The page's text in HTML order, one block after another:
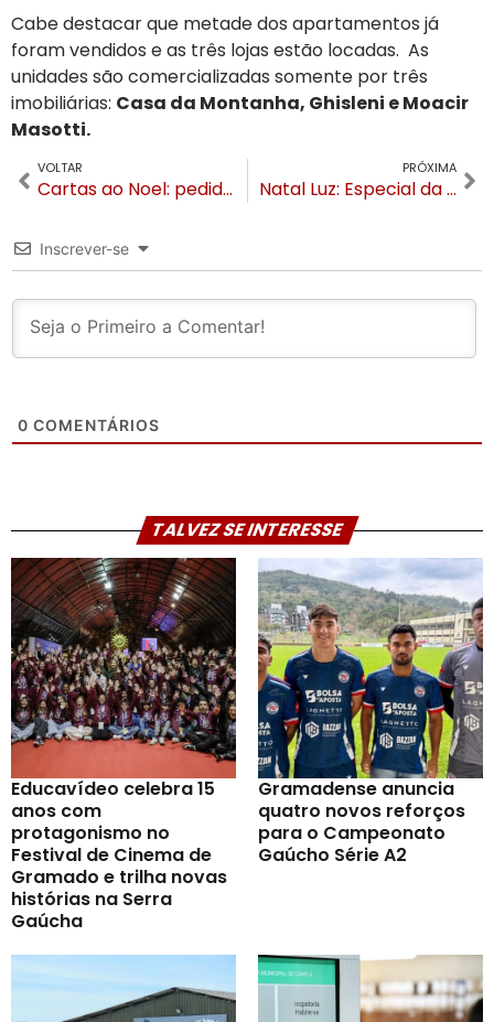
Cabe destacar que metade dos apartamentos já
foram vendidos e as três lojas estão locadas. As
unidades são comercializadas somente por três
imobiliárias: Casa da Montanha, Ghisleni e Moacir
Masotti.
VOLTAR
Cartas ao Noel: pedidos de cestas básicas, emprego para os pais e brinquedos em Canela
PRÓXIMA
Natal Luz: Especial da Band terá show com artistas famosos em Gramado
Inscrever-se
0 COMENTÁRIOS
TALVEZ SE INTERESSE
Educavídeo celebra 15
anos com
protagonismo no
Festival de Cinema de
Gramado e trilha novas
histórias na Serra
Gaúcha
Gramadense anuncia
quatro novos reforços
para o Campeonato
Gaúcho Série A2